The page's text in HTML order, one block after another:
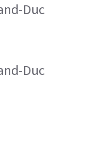
Duc
Duc